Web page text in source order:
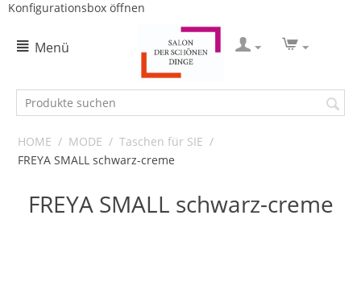
Konfigurationsbox öffnen
Menü
HOME / MODE / Taschen für SIE /
FREYA SMALL schwarz-creme
FREYA SMALL schwarz-creme